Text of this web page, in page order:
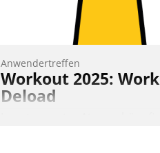
Anwendertreffen
Workout 2025: Work
Deload